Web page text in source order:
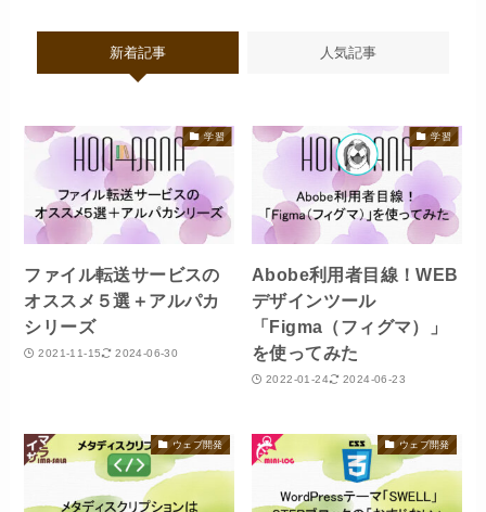
新着記事 人気記事
学習
ファイル転送サービスの
オススメ５選＋アルパカ
シリーズ
2021-11-15 2024-06-30
学習
Abobe利用者目線！WEB
デザインツール
「Figma（フィグマ）」
を使ってみた
2022-01-24 2024-06-23
ウェブ開発 ウェブ開発